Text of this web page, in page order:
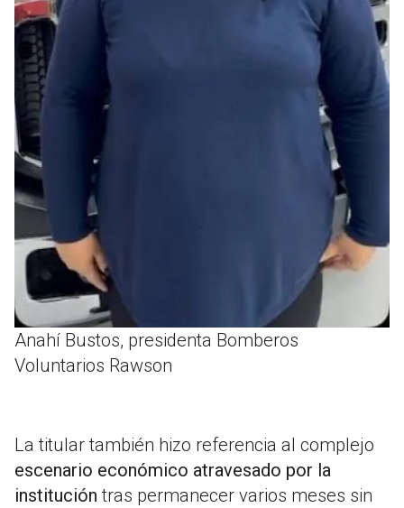
Anahí Bustos, presidenta Bomberos
Voluntarios Rawson
La titular también hizo referencia al complejo
escenario económico atravesado por la
institucióntras permanecer varios meses sin